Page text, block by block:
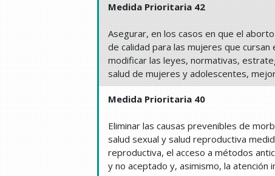
Medida Prioritaria 42
Asegurar, en los casos en que el
de calidad para las mujeres que
modificar las leyes, normativas,
salud de mujeres y adolescentes,
Medida Prioritaria 40
Eliminar las causas prevenibles de
salud sexual y salud reproductiva
reproductiva, el acceso a métodos
y no aceptado y, asimismo, la